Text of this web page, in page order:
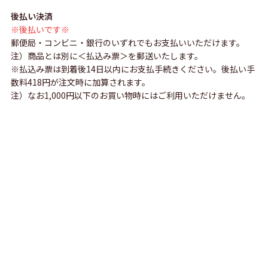
後払い決済
※後払いです※
郵便局・コンビニ・銀行のいずれでもお支払いいただけます。
注）商品とは別に＜払込み票＞を郵送いたします。
※払込み票は到着後14日以内にお支払手続きください。後払い手
数料418円が注文時に加算されます。
注）なお1,000円以下のお買い物時にはご利用いただけません。